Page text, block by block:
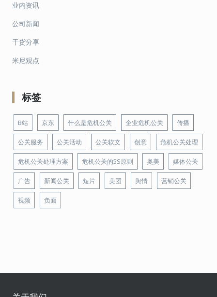
业内资讯
公司新闻
干货分享
米尼观点
标签
B站 京东 什么是危机公关 企业危机公关 传播
公关服务 公关活动 公关软文 创意 危机公关处理
危机公关处理方案 危机公关的5S原则 奥美 媒体公关
广告 新闻公关 短片 美团 舆情 营销公关
视频 负面